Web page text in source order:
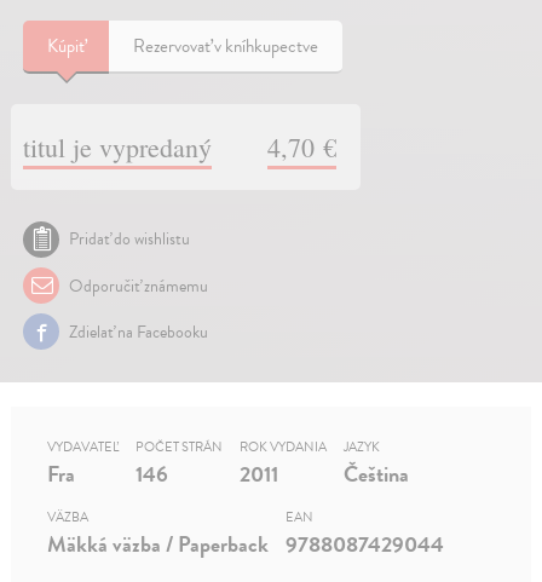
Kúpiť Rezervovať v kníhkupectve
titul je vypredaný 4,70 €
Pridať do wishlistu
Odporučiť známemu
Zdielať na Facebooku
VYDAVATEĽ
Fra
POČET STRÁN
146
ROK VYDANIA
2011
JAZYK
Čeština
VÄZBA
Mäkká väzba / Paperback
EAN
9788087429044